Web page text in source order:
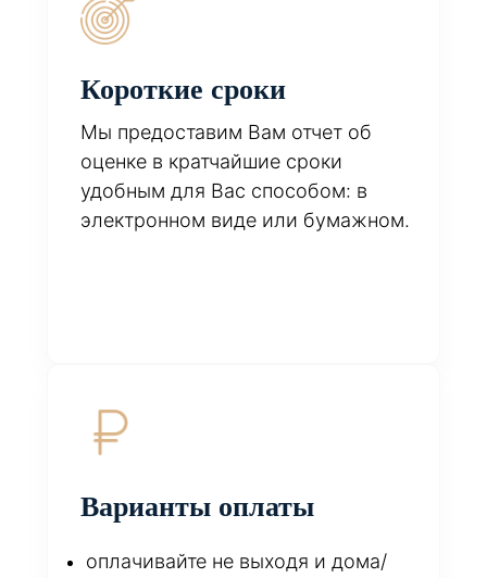
Короткие сроки
Мы предоставим Вам отчет об
оценке в кратчайшие сроки
удобным для Вас способом: в
электронном виде или бумажном.
Варианты оплаты
оплачивайте не выходя и дома/